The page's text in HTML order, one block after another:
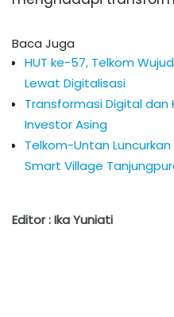
Baca Juga
HUT ke-57, Telkom
Lewat Digitalisasi
Transformasi Digital dan
Investor Asing
Telkom-Untan Luncurkan
Smart Village
Editor : Ika Yuniati